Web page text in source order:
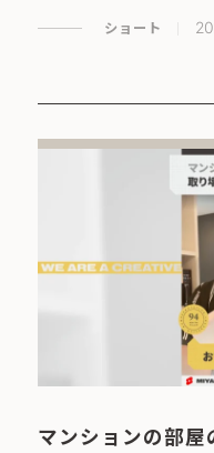
ショート
マンションの部屋